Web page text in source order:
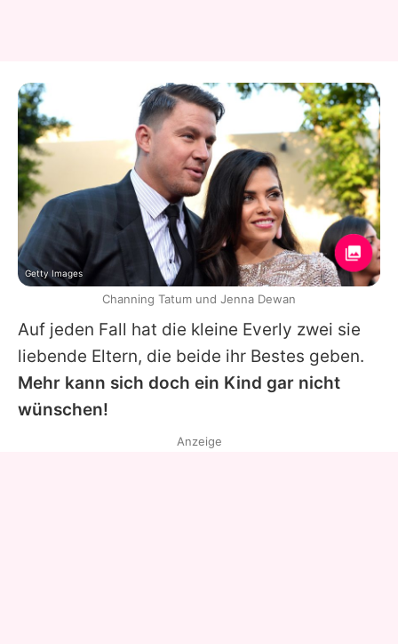
Auf jeden Fall hat die kleine Everly zwei sie
liebende Eltern, die beide ihr Bestes geben.
Mehr kann sich doch ein Kind gar nicht
wünschen!
Getty Images
Channing Tatum und Jenna Dewan
Anzeige